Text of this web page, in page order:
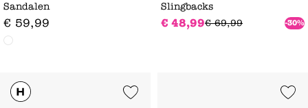
Sandalen
€ 59,99
Slingbacks
€ 48,99€ 69,99 -30%
Add to Wishlist Add to